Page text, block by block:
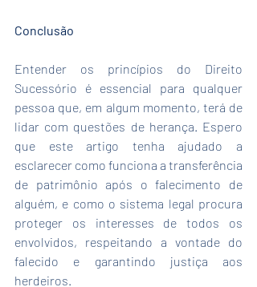
Conclusão
Entender os princípios do Direito
Sucessório é essencial para qualquer
pessoa que, em algum momento, terá de
lidar com questões de herança. Espero
que este artigo tenha ajudado a
esclarecer como funciona a transferência
de patrimônio após o falecimento de
alguém, e como o sistema legal procura
proteger os interesses de todos os
envolvidos, respeitando a vontade do
falecido e garantindo justiça aos
herdeiros.